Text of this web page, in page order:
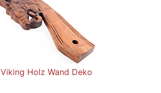
Viking Holz Wand Deko